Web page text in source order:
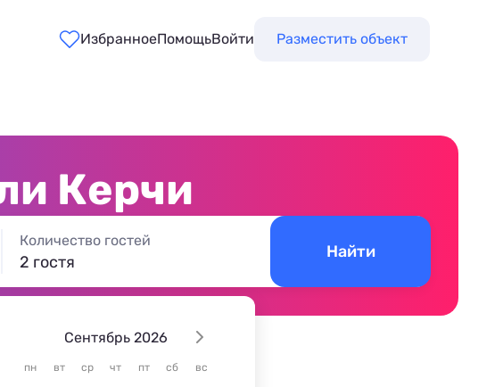
ИзбранноеПомощьВойти Разместить объект
Керчи
Сентябрь 2026
пн вт ср чт пт сб вс
Количество гостей
2 гостя
Найти